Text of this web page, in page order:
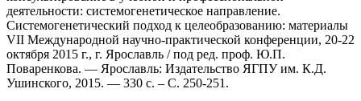
деятельности: системогенетическое направление.
Системогенетический подход к целеобразованию: материалы
VII Международной научно-практической конференции, 20-22
октября 2015 г., г. Ярославль / под ред. проф. Ю.П.
Поваренкова. — Ярославль: Издательство ЯГПУ им. К.Д.
Ушинского, 2015. — 330 с. – С. 250-251.